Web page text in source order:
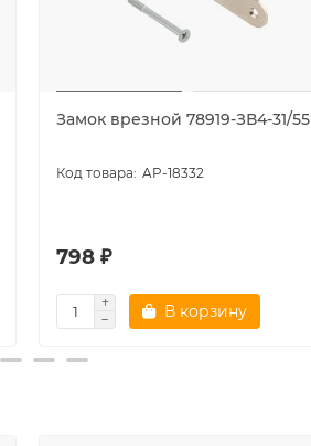
Замок врезной 78919-ЗВ4-31/55
AP-18332
798 ₽
В корзину